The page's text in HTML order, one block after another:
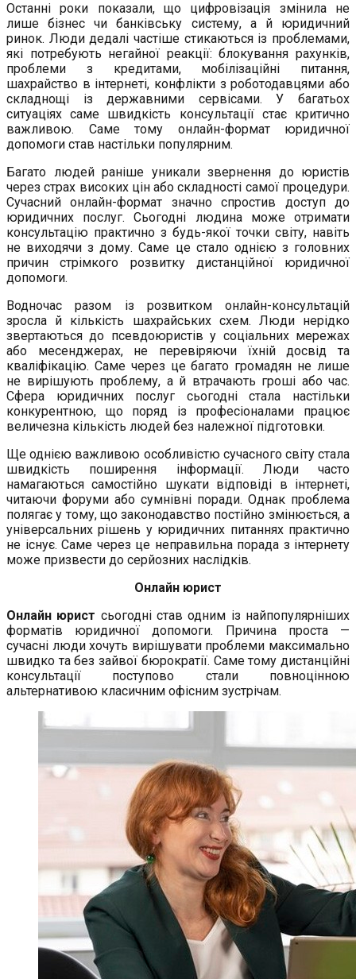
Останні роки показали, що цифровізація змінила не
лише бізнес чи банківську систему, а й юридичний
ринок. Люди дедалі частіше стикаються із проблемами,
які потребують негайної реакції: блокування рахунків,
проблеми з кредитами, мобілізаційні питання,
шахрайство в інтернеті, конфлікти з роботодавцями або
складнощі із державними сервісами. У багатьох
ситуаціях саме швидкість консультації стає критично
важливою. Саме тому онлайн-формат юридичної
допомоги став настільки популярним.
Багато людей раніше уникали звернення до юристів
через страх високих цін або складності самої процедури.
Сучасний онлайн-формат значно спростив доступ до
юридичних послуг. Сьогодні людина може отримати
консультацію практично з будь-якої точки світу, навіть
не виходячи з дому. Саме це стало однією з головних
причин стрімкого розвитку дистанційної юридичної
допомоги.
Водночас разом із розвитком онлайн-консультацій
зросла й кількість шахрайських схем. Люди нерідко
звертаються до псевдоюристів у соціальних мережах
або месенджерах, не перевіряючи їхній досвід та
кваліфікацію. Саме через це багато громадян не лише
не вирішують проблему, а й втрачають гроші або час.
Сфера юридичних послуг сьогодні стала настільки
конкурентною, що поряд із професіоналами працює
величезна кількість людей без належної підготовки.
Ще однією важливою особливістю сучасного світу стала
швидкість поширення інформації. Люди часто
намагаються самостійно шукати відповіді в інтернеті,
читаючи форуми або сумнівні поради. Однак проблема
полягає у тому, що законодавство постійно змінюється, а
універсальних рішень у юридичних питаннях практично
не існує. Саме через це неправильна порада з інтернету
може призвести до серйозних наслідків.
Онлайн юрист
Онлайн юрист сьогодні став одним із найпопулярніших
форматів юридичної допомоги. Причина проста —
сучасні люди хочуть вирішувати проблеми максимально
швидко та без зайвої бюрократії. Саме тому дистанційні
консультації поступово стали повноцінною
альтернативою класичним офісним зустрічам.